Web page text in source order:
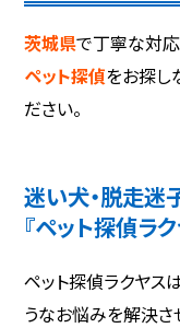
茨城県で丁寧な対
ペット探偵をお探し
ださい。
迷い犬・脱走迷
『ペット探偵ラ
ペット探偵ラクヤス
うなお悩みを解決さ